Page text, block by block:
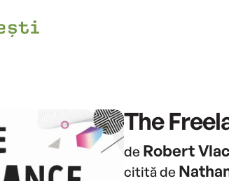
The
de Robert
citită de